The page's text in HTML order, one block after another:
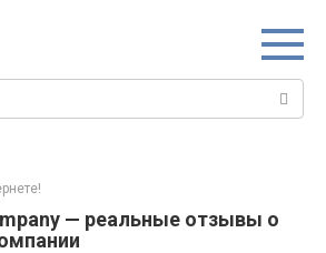
— реальные отзывы о